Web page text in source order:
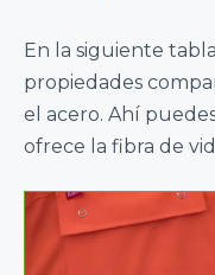
En la siguiente
propiedades
el acero. Ahí
ofrece la fibra de